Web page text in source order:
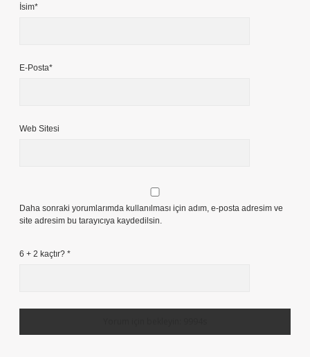
İsim*
E-Posta*
Web Sitesi
Daha sonraki yorumlarımda kullanılması için adım, e-posta adresim ve
site adresim bu tarayıcıya kaydedilsin.
6 + 2 kaçtır? *